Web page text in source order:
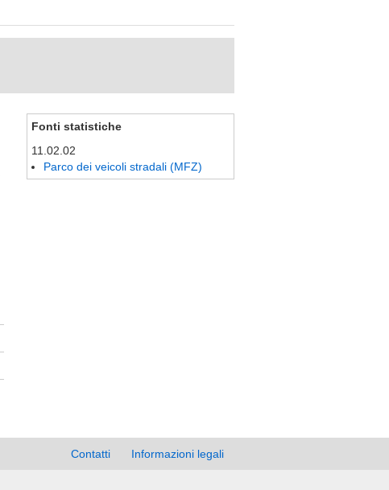
Fonti statistiche
11.02.02
Parco dei veicoli stradali (MFZ)
Contatti Informazioni legali